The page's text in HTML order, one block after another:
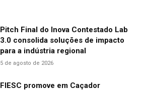
Pitch Final do Inova Contestado Lab
3.0 consolida soluções de impacto
para a indústria regional
5 de agosto de 2026
FIESC promove em Caçador